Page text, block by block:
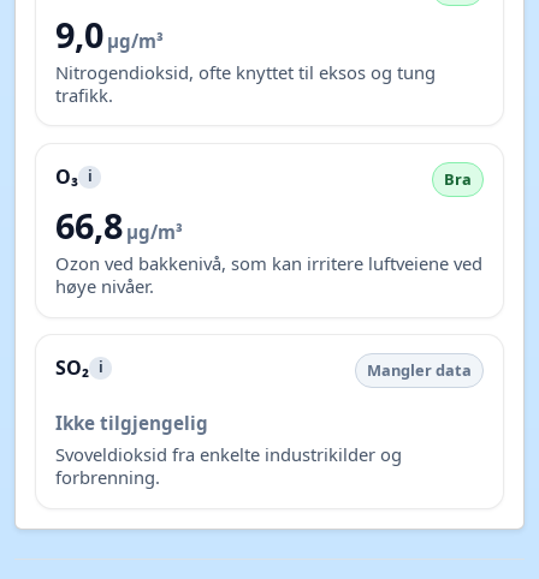
9,0 µg/m³
Nitrogendioksid, ofte knyttet til eksos og tung
trafikk.
O₃ i Bra
66,8 µg/m³
Ozon ved bakkenivå, som kan irritere luftveiene ved
høye nivåer.
SO₂ i Mangler data
Ikke tilgjengelig
Svoveldioksid fra enkelte industrikilder og
forbrenning.